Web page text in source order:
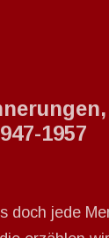
1957
doch jede